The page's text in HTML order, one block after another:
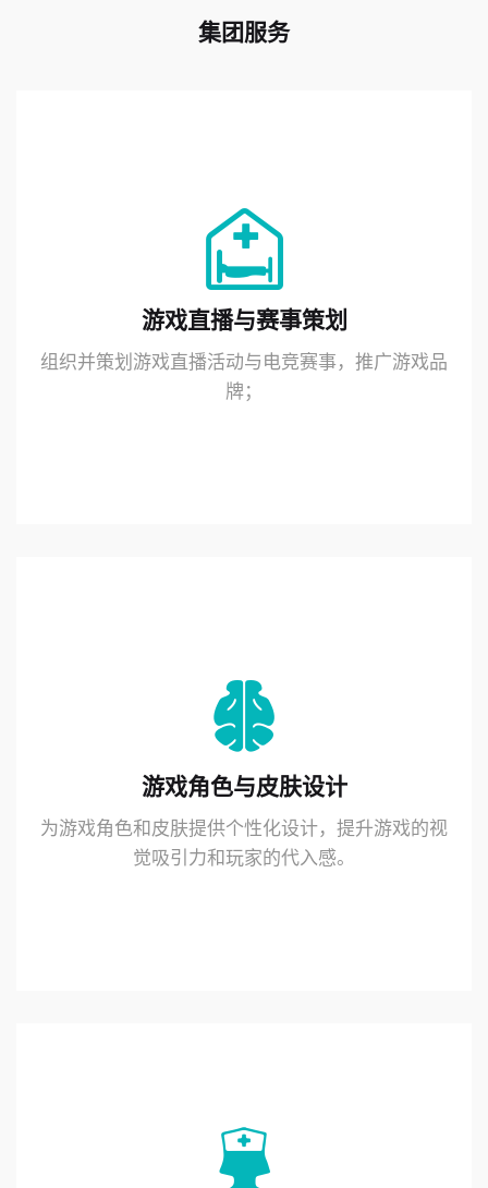
集团服务
游戏直播与赛事策划
组织并策划游戏直播活动与电竞赛事，推广游戏品
牌；
游戏角色与皮肤设计
为游戏角色和皮肤提供个性化设计，提升游戏的视
觉吸引力和玩家的代入感。